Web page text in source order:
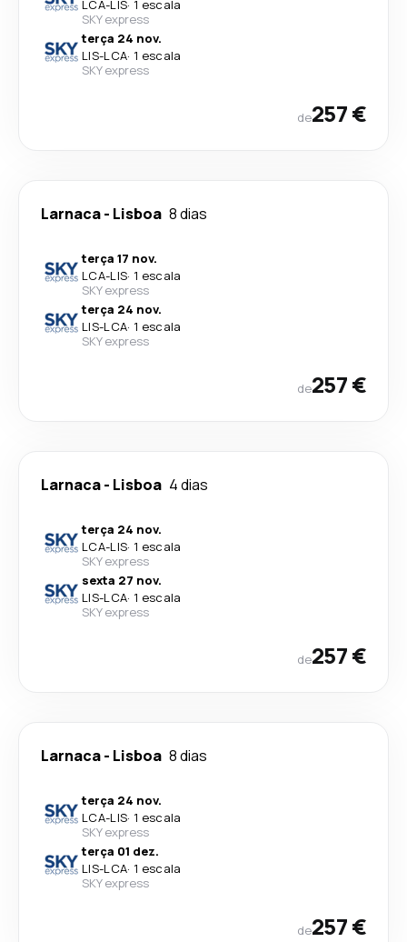
LCA-LIS· 1 escala
SKY express
terça 24 nov.
LIS-LCA· 1 escala
SKY express
de257 €
Larnaca- Lisboa 8 dias
terça 17 nov.
LCA-LIS· 1 escala
SKY express
terça 24 nov.
LIS-LCA· 1 escala
SKY express
de257 €
Larnaca- Lisboa 4 dias
terça 24 nov.
LCA-LIS· 1 escala
SKY express
sexta 27 nov.
LIS-LCA· 1 escala
SKY express
de257 €
Larnaca- Lisboa 8 dias
terça 24 nov.
LCA-LIS· 1 escala
SKY express
terça 01 dez.
LIS-LCA· 1 escala
SKY express
de257 €